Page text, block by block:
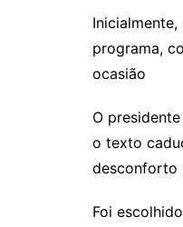
programa,
ocasião
O
o texto
desconforto
Foi